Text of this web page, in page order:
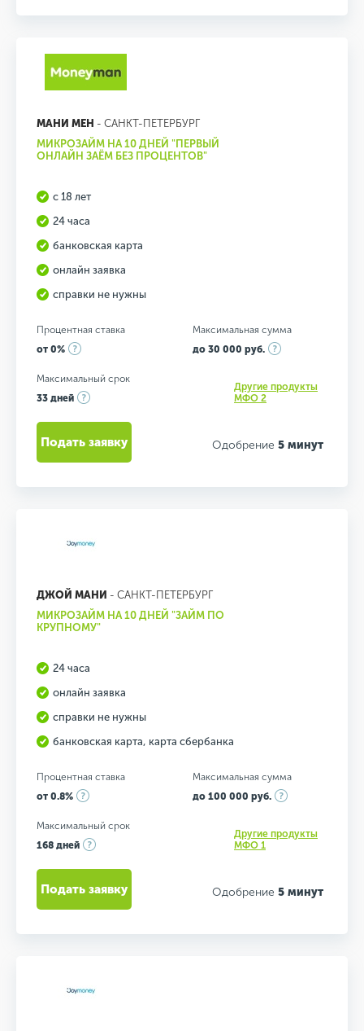
МАНИ МЕН - САНКТ-ПЕТЕРБУРГ
МИКРОЗАЙМ НА 10 ДНЕЙ "ПЕРВЫЙ
ОНЛАЙН ЗАЁМ БЕЗ ПРОЦЕНТОВ"
с 18 лет
24 часа
банковская карта
онлайн заявка
справки не нужны
Процентная ставка
от 0%
Максимальная сумма
до 30 000 руб.
Максимальный срок
33 дней
Другие продукты
МФО 2
Одобрение 5 минут
Подать заявку
ДЖОЙ МАНИ - САНКТ-ПЕТЕРБУРГ
МИКРОЗАЙМ НА 10 ДНЕЙ "ЗАЙМ ПО
КРУПНОМУ"
24 часа
онлайн заявка
справки не нужны
банковская карта, карта сбербанка
Процентная ставка
от 0.8%
Максимальная сумма
до 100 000 руб.
Максимальный срок
168 дней
Другие продукты
МФО 1
Одобрение 5 минут
Подать заявку